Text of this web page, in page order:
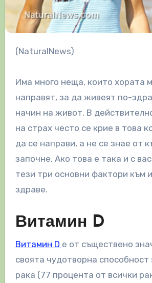
(NaturalNews)
Има много неща, които хората
направят, за да живеят по-
начин на живот. В
на страх често се крие в това
да се направи, а не се знае от
започне. Ако това е така и с
тези три основни фактори към
здраве.
Витамин D
Витамин D е от съществено
своята чудотворна способност
рака (77 процента от всички